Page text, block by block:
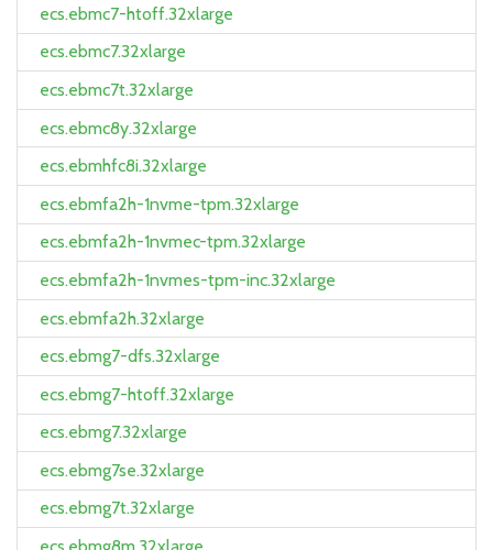
ecs.ebmc7-htoff.32xlarge
ecs.ebmc7.32xlarge
ecs.ebmc7t.32xlarge
ecs.ebmc8y.32xlarge
ecs.ebmhfc8i.32xlarge
ecs.ebmfa2h-1nvme-tpm.32xlarge
ecs.ebmfa2h-1nvmec-tpm.32xlarge
ecs.ebmfa2h-1nvmes-tpm-inc.32xlarge
ecs.ebmfa2h.32xlarge
ecs.ebmg7-dfs.32xlarge
ecs.ebmg7-htoff.32xlarge
ecs.ebmg7.32xlarge
ecs.ebmg7se.32xlarge
ecs.ebmg7t.32xlarge